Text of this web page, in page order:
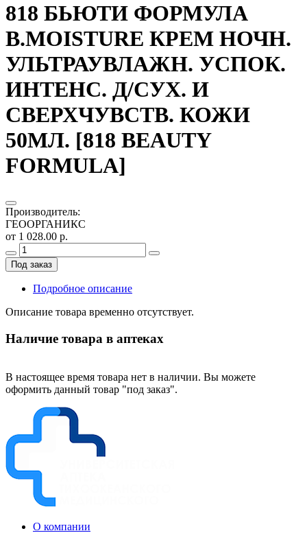
818 БЬЮТИ ФОРМУЛА
B.MOISTURE КРЕМ НОЧН.
УЛЬТРАУВЛАЖН. УСПОК.
ИНТЕНС. Д/СУХ. И
СВЕРХЧУВСТВ. КОЖИ
50МЛ. [818 BEAUTY
FORMULA]
Производитель:
ГЕООРГАНИКС
от 1 028.00 р.
Под заказ
Подробное описание
Описание товара временно отсутствует.
Наличие товара в аптеках
В настоящее время товара нет в наличии. Вы можете
оформить данный товар "под заказ".
О компании